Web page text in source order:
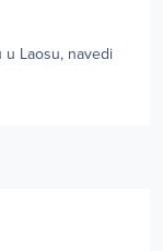
u Laosu, navedi